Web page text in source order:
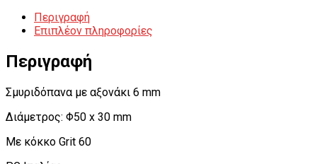
Περιγραφή
Επιπλέον πληροφορίες
Περιγραφή
Σμυριδόπανα με αξονάκι 6 mm
Διάμετρος: Φ50 x 30 mm
Με κόκκο Grit 60